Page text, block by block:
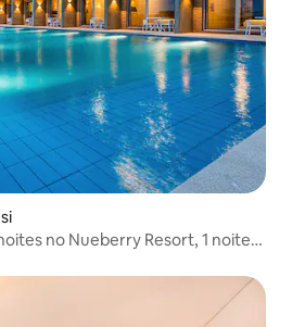
no Nueberry Resort, 1 noite